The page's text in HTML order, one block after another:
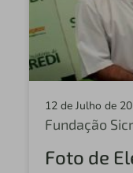
12 de Julho de
Fundação
Foto de